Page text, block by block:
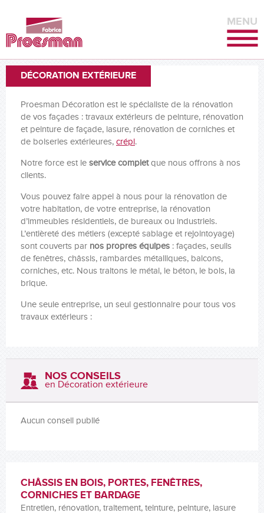
MENU
DÉCORATION EXTÉRIEURE
Proesman Décoration est le spécialiste de la rénovation
de vos façades : travaux extérieurs de peinture, rénovation
et peinture de façade, lasure, rénovation de corniches et
de boiseries extérieures, crépi .
Notre force est le service completque nous offrons à nos
clients.
Vous pouvez faire appel à nous pour la rénovation de
votre habitation, de votre entreprise, la rénovation
d’immeubles résidentiels, de bureaux ou industriels.
L’entièreté des métiers (excepté sablage et rejointoyage)
sont couverts par nos propres équipes : façades, seuils
de fenêtres, châssis, rambardes métalliques, balcons,
corniches, etc. Nous traitons le métal, le béton, le bois, la
brique.
Une seule entreprise, un seul gestionnaire pour tous vos
travaux extérieurs :
NOS CONSEILS
en Décoration extérieure
Aucun conseil publié
CHÂSSIS EN BOIS, PORTES, FENÊTRES,
CORNICHES ET BARDAGE
Entretien, rénovation, traitement, teinture, peinture, lasure